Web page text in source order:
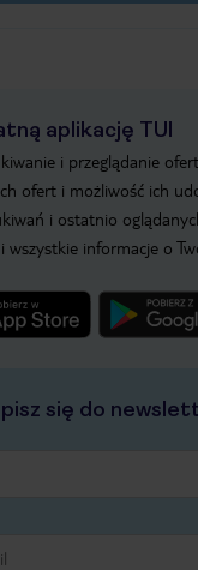
aplikację TUI
i przeglądanie ofert
ofert i możliwość ich
i ostatnio
wszystkie informacje o
się do